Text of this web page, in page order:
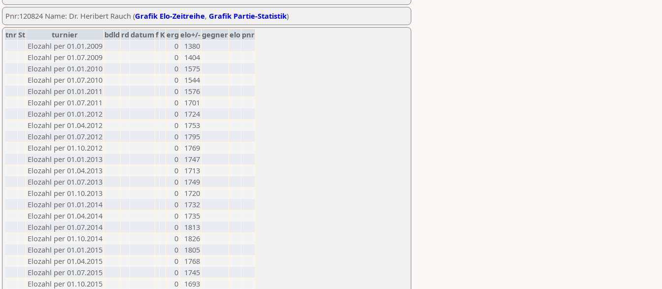
Pnr:120824 Name: Dr. Heribert Rauch (Grafik Elo-Zeitreihe, Grafik Partie-Statistik)
tnrSt turnier bdld rd datumf Kerg elo+/-gegnerelo pnr
Elozahl per 01.01.2009
0
1380
Elozahl per 01.07.2009
0
1404
Elozahl per 01.01.2010
0
1575
Elozahl per 01.07.2010
0
1544
Elozahl per 01.01.2011
0
1576
Elozahl per 01.07.2011
0
1701
Elozahl per 01.01.2012
0
1724
Elozahl per 01.04.2012
0
1753
Elozahl per 01.07.2012
0
1795
Elozahl per 01.10.2012
0
1769
Elozahl per 01.01.2013
0
1747
Elozahl per 01.04.2013
0
1713
Elozahl per 01.07.2013
0
1749
Elozahl per 01.10.2013
0
1720
Elozahl per 01.01.2014
0
1732
Elozahl per 01.04.2014
0
1735
Elozahl per 01.07.2014
0
1813
Elozahl per 01.10.2014
0
1826
Elozahl per 01.01.2015
0
1805
Elozahl per 01.04.2015
0
1768
Elozahl per 01.07.2015
0
1745
Elozahl per 01.10.2015
0
1693